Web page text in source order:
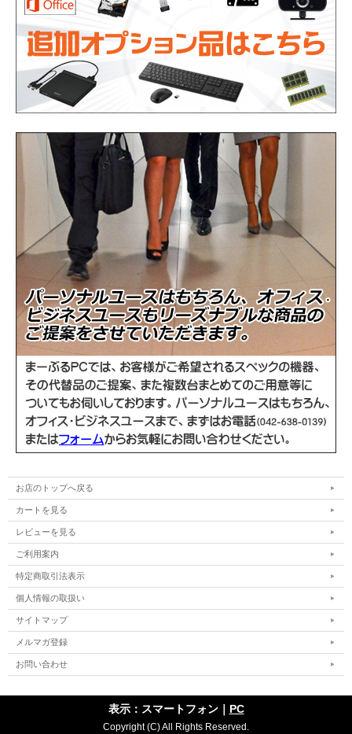
お店のトップへ戻る
カートを見る
レビューを見る
ご利用案内
特定商取引法表示
個人情報の取扱い
サイトマップ
メルマガ登録
お問い合わせ
表示：スマートフォン｜ PC
Copyright (C) All Rights Reserved.